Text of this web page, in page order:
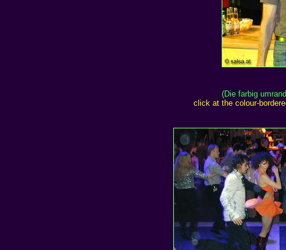
(Die farbig
click at the colour-